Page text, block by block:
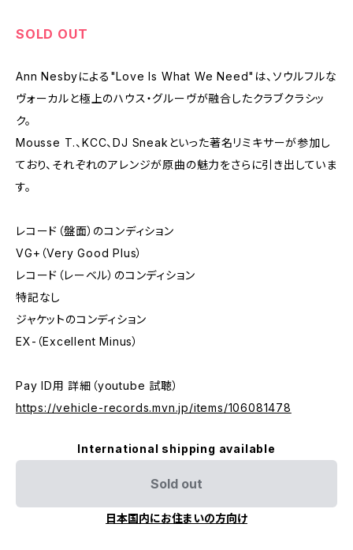
SOLD OUT
Ann Nesbyによる"Love Is What We Need"は、ソウルフルな
ヴォーカルと極上のハウス・グルーヴが融合したクラブクラシッ
ク。
Mousse T.、KCC、DJ Sneakといった著名リミキサーが参加し
ており、それぞれのアレンジが原曲の魅力をさらに引き出していま
す。
レコード（盤面）のコンディション
VG+（Very Good Plus）
レコード（レーベル）のコンディション
特記なし
ジャケットのコンディション
EX-（Excellent Minus）
Pay ID用 詳細（youtube 試聴）
https://vehicle-records.mvn.jp/items/106081478
International shipping available
Sold out
日本国内にお住まいの方向け